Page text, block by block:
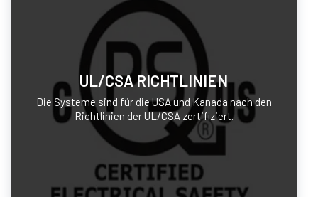
UL/CSA RICHTLINIEN
Die Systeme sind für die USA und Kanada nach den
Richtlinien der UL/CSA zertifiziert.